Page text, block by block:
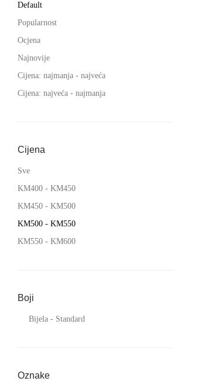
Default
Popularnost
Ocjena
Najnovije
Cijena: najmanja - najveća
Cijena: najveća - najmanja
Cijena
Sve
KM400 - KM450
KM450 - KM500
KM500 - KM550
KM550 - KM600
Boji
Bijela - Standard
Oznake